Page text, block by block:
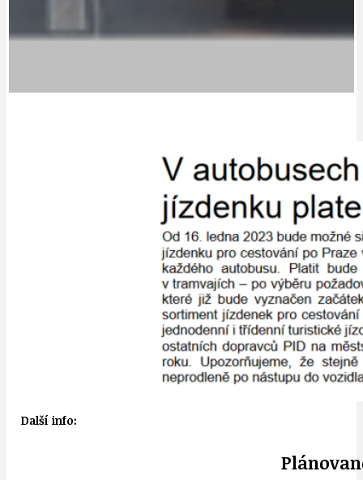
Další info: